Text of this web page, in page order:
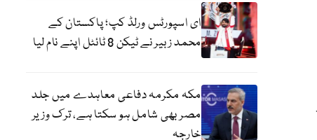
ای اسپورٹس ورلڈ کپ؛ پاکستان کے
محمد زبیر نے ٹیکن 8 ٹائٹل اپنے نام لیا
مکہ مکرمہ دفاعی معاہدے میں جلد
مصر بھی شامل ہو سکتا ہے، ترک وزیر
خارجہ